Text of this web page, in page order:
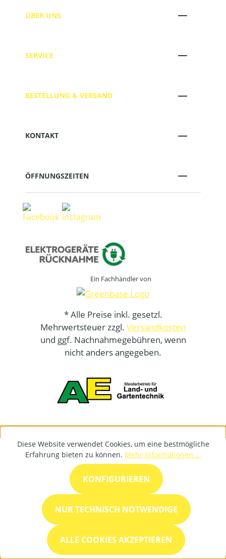
ÜBER UNS
SERVICE
BESTELLUNG & VERSAND
KONTAKT
ÖFFNUNGSZEITEN
Ein Fachhändler von
* Alle Preise inkl. gesetzl.
Mehrwertsteuer zzgl. Versandkosten
und ggf. Nachnahmegebühren, wenn
nicht anders angegeben.
Diese Website verwendet Cookies, um eine bestmögliche
Erfahrung bieten zu können. Mehr Informationen ...
NUR TECHNISCH NOTWENDIGE
KONFIGURIEREN
ALLE COOKIES AKZEPTIEREN